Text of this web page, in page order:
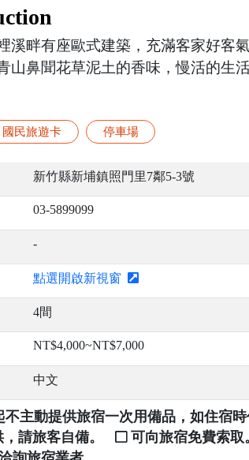
溪畔有座歐式建築，充滿客家好客
山鼻聞花草泥土的香味，慢活的生
國民旅遊卡 停車場
新竹縣新埔鎮照門里7鄰5-3號
03-5899099
-
點選開啟新視窗
4間
NT$4,000~NT$7,000
中文
不主動提供旅宿一次用備品，如住宿時
，請旅客自備。 可向旅宿免費索